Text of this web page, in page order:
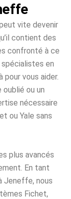
vite devenir
contient des
confronté à ce
en
vous aider.
ou un
nécessaire
ou Yale sans
plus avancés
En tant
Jeneffe, nous
Fichet,